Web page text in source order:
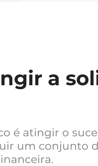
a
é atingir o
um conjunto